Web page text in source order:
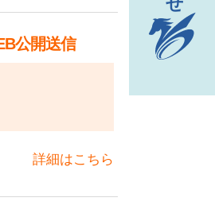
公開送信
詳細はこちら